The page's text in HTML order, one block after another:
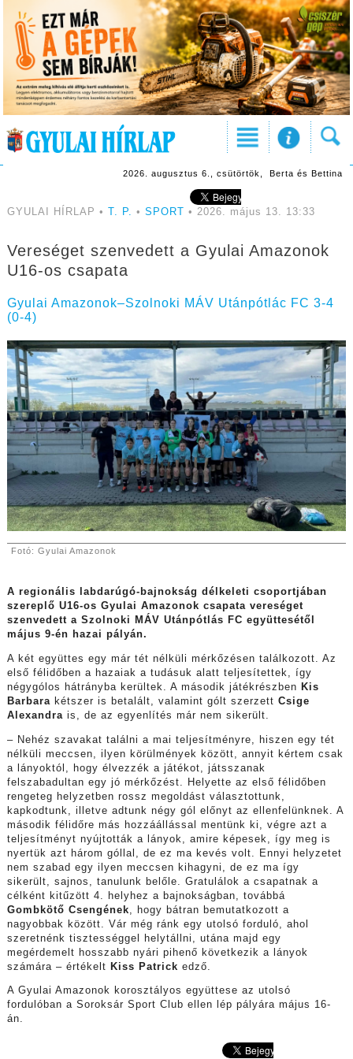
2026. augusztus 6., csütörtök, Berta és Bettina
GYULAI HÍRLAP • T. P. • SPORT • 2026. május 13. 13:33
Vereséget szenvedett a Gyulai Amazonok
U16-os csapata
Gyulai Amazonok–Szolnoki MÁV Utánpótlác FC 3-4
(0-4)
Fotó: Gyulai Amazonok
A regionális labdarúgó-bajnokság délkeleti csoportjában
szereplő U16-os Gyulai Amazonok csapata vereséget
szenvedett a Szolnoki MÁV Utánpótlás FC együttesétől
május 9-én hazai pályán.
A két együttes egy már tét nélküli mérkőzésen találkozott. Az
első félidőben a hazaiak a tudásuk alatt teljesítettek, így
négygólos hátrányba kerültek. A második játékrészben Kis
Barbara kétszer is betalált, valamint gólt szerzett Csige
Alexandra is, de az egyenlítés már nem sikerült.
– Nehéz szavakat találni a mai teljesítményre, hiszen egy tét
nélküli meccsen, ilyen körülmények között, annyit kértem csak
a lányoktól, hogy élvezzék a játékot, játsszanak
felszabadultan egy jó mérkőzést. Helyette az első félidőben
rengeteg helyzetben rossz megoldást választottunk,
kapkodtunk, illetve adtunk négy gól előnyt az ellenfelünknek. A
második félidőre más hozzáállással mentünk ki, végre azt a
teljesítményt nyújtották a lányok, amire képesek, így meg is
nyertük azt három góllal, de ez ma kevés volt. Ennyi helyzetet
nem szabad egy ilyen meccsen kihagyni, de ez ma így
sikerült, sajnos, tanulunk belőle. Gratulálok a csapatnak a
célként kitűzött 4. helyhez a bajnokságban, továbbá
Gombkötő Csengének , hogy bátran bemutatkozott a
nagyobbak között. Vár még ránk egy utolsó forduló, ahol
szeretnénk tisztességgel helytállni, utána majd egy
megérdemelt hosszabb nyári pihenő következik a lányok
számára – értékelt Kiss Patrick edző.
A Gyulai Amazonok korosztályos együttese az utolsó
fordulóban a Soroksár Sport Club ellen lép pályára május 16-
án.